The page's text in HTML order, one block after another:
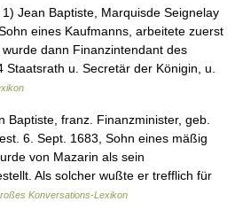
Jean Baptiste, Marquisde Seignelay
eines Kaufmanns, arbeitete zuerst
dann Finanzintendant des
u. Secretär der Königin, u.
franz. Finanzminister, geb.
6. Sept. 1683, Sohn eines mäßig
von Mazarin als sein
Als solcher wußte er trefflich für
Konversations-Lexikon